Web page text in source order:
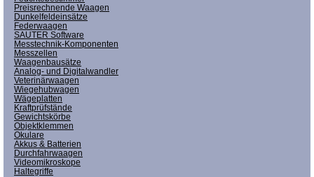
Preisrechnende Waagen
Dunkelfeldeinsätze
Federwaagen
SAUTER Software
Messtechnik-Komponenten
Messzellen
Waagenbausätze
Analog- und Digitalwandler
Veterinärwaagen
Wiegehubwagen
Wägeplatten
Kraftprüfstände
Gewichtskörbe
Objektklemmen
Okulare
Akkus & Batterien
Durchfahrwaagen
Videomikroskope
Haltegriffe